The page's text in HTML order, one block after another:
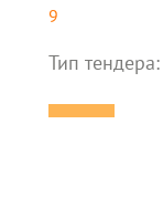
9
Тип тендера: